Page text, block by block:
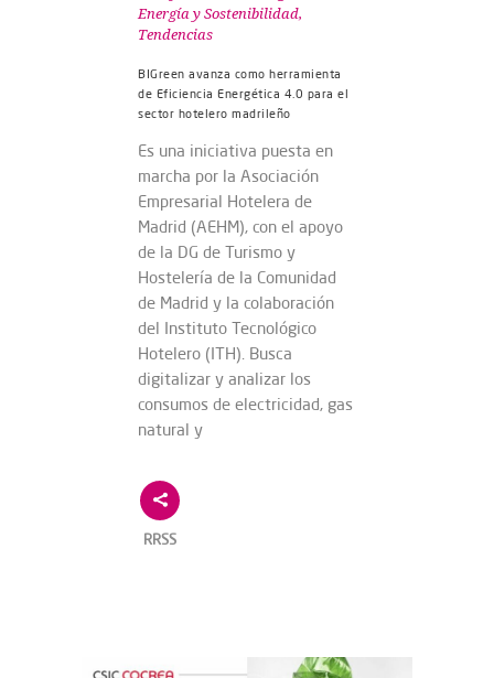
Energía y Sostenibilidad,
Tendencias
BIGreen avanza como herramienta
de Eficiencia Energética 4.0 para el
sector hotelero madrileño
Es una iniciativa puesta en
marcha por la Asociación
Empresarial Hotelera de
Madrid (AEHM), con el apoyo
de la DG de Turismo y
Hostelería de la Comunidad
de Madrid y la colaboración
del Instituto Tecnológico
Hotelero (ITH). Busca
digitalizar y analizar los
consumos de electricidad, gas
natural y
RRSS